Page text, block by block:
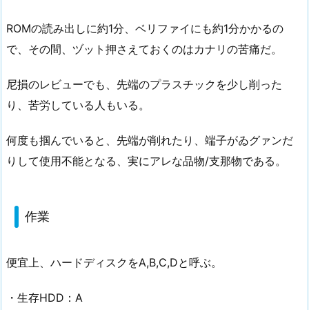
ROMの読み出しに約1分、ベリファイにも約1分かかるの
で、その間、ヅット押さえておくのはカナリの苦痛だ。
尼損のレビューでも、先端のプラスチックを少し削った
り、苦労している人もいる。
何度も掴んでいると、先端が削れたり、端子がゐグァンだ
りして使用不能となる、実にアレな品物/支那物である。
作業
便宜上、ハードディスクをA,B,C,Dと呼ぶ。
・生存HDD：A